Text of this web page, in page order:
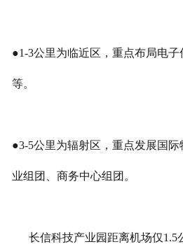
●1-3公里为临近区，重点布局电
等。
●3-5公里为辐射区，重点发展国
业组团、商务中心组团。
长信科技产业园距离机场仅1.5